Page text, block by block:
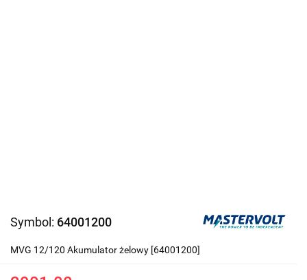
Symbol: 64001200
MVG 12/120 Akumulator żelowy [64001200]